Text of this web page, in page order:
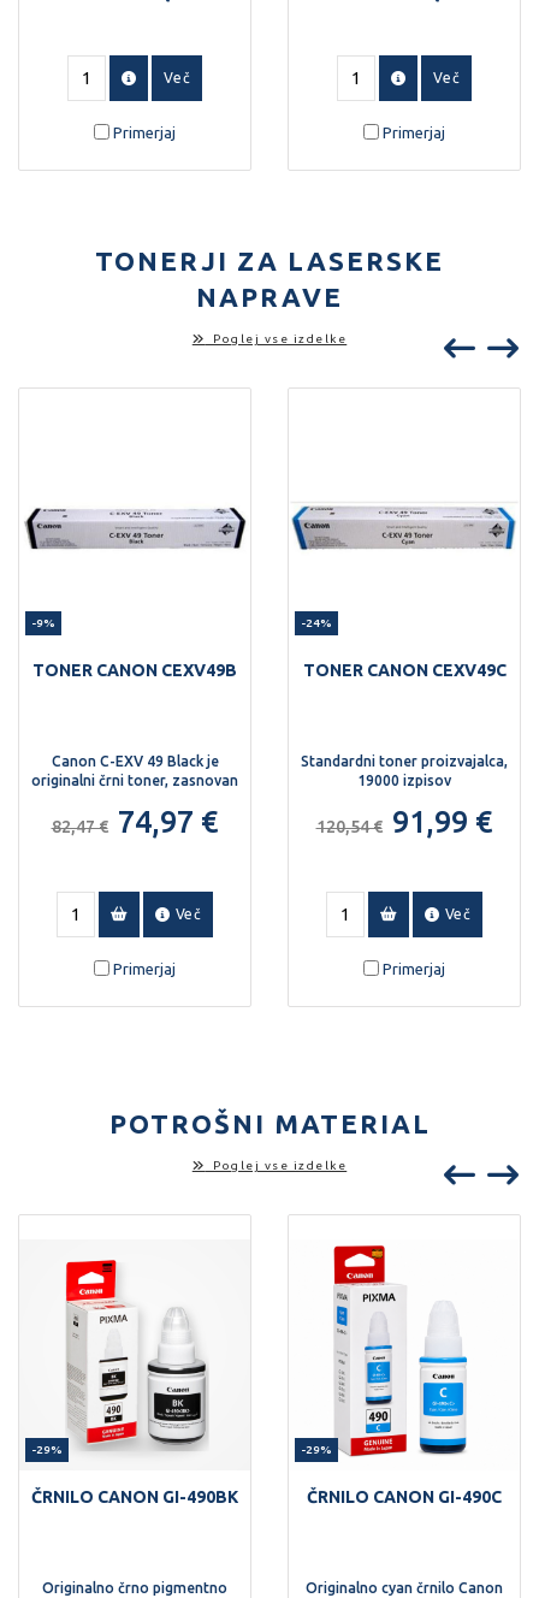
kar bistveno pospeši delo z
večstranskimi dokumenti.
Več
Primerjaj
obojestransko tiskanje ter
enostavno upravljanje prek
barvnega zaslona na dotik.
Več
Primerjaj
TONERJI ZA LASERSKE
NAPRAVE
Poglej vse izdelke
-9%
TONER CANON CEXV49B
Canon C-EXV 49 Black je
originalni črni toner, zasnovan
tiskanje v napravah Canon
imageRUNNER ADVANCE.
82,47 € 74,97 €
Več
Primerjaj
-24%
TONER CANON CEXV49C
Standardni toner proizvajalca,
19000 izpisov
120,54 € 91,99 €
Več
Primerjaj
POTROŠNI MATERIAL
Poglej vse izdelke
-29%
ČRNILO CANON GI-490BK
Originalno črno pigmentno
-29%
ČRNILO CANON GI-490C
Originalno cyan črnilo Canon